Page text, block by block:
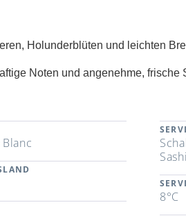
Holunderblüten und leichten
Noten und angenehme, frische
8°C